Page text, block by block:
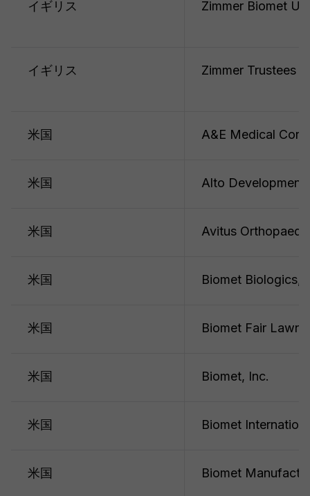
イギリス Zimmer Biomet
イギリス Zimmer Trustees
米国 A&E Medical
米国 Alto Development
米国 Avitus
米国 Biomet Biologics,
米国 Biomet Fair Lawn
米国 Biomet, Inc.
米国 Biomet
米国 Biomet